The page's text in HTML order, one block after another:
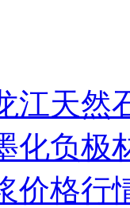
江天然
化负极
价格行